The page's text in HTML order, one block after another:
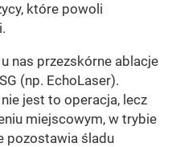
które powoli
nas przezskórne ablacje
(np. EchoLaser).
jest to operacja, lecz
miejscowym, w trybie
pozostawia śladu